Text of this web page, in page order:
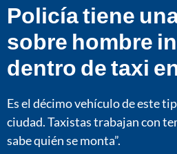
Policía tiene
sobre hombre
dentro de taxi
Es el décimo vehículo de este
ciudad. Taxistas trabajan con
sabe quién se monta”.